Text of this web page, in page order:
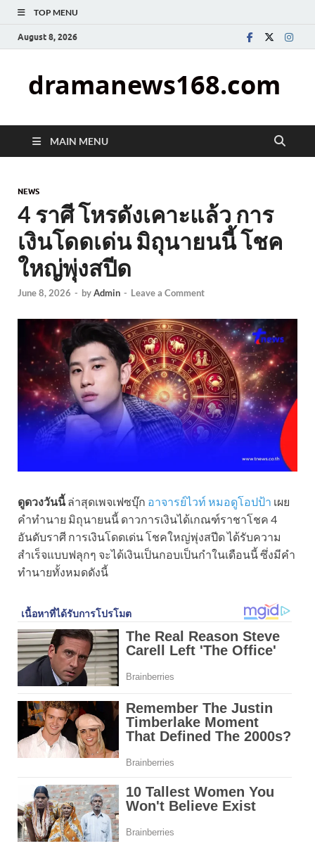
TOP MENU
August 8, 2026
dramanews168.com
MAIN MENU
NEWS
4 ราศี โหรดังเคาะแล้ว การ
เงินโดดเด่น มิถุนายนนี้ โชค
ใหญ่พุ่งสปีด
June 8, 2026 - byAdmin - Leave a Comment
ดูดวงวันนี้ล่าสุดเพจเฟซบุ๊ก อาจารย์ไวท์ หมอดูโอปป้า เผย
คำทำนาย มิถุนายนนี้ ดาวการเงินได้เกณฑ์ราชาโชค 4
อันดับราศี การเงินโดดเด่น โชคใหญ่พุ่งสปีด ได้รับความ
สำเร็จแบบฟลุกๆ จะได้เงินเป็นกอบเป็นกำในเดือนนี้ ซึ่งมีคำ
ทำนายทั้งหมดดังนี้